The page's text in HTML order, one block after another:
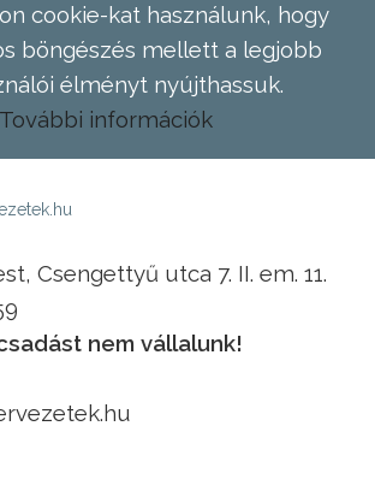
cookie-kat használunk, hogy
böngészés mellett a legjobb
élményt nyújthassuk.
További információk
Csengettyű utca 7. II. em. 11.
nem vállalunk!